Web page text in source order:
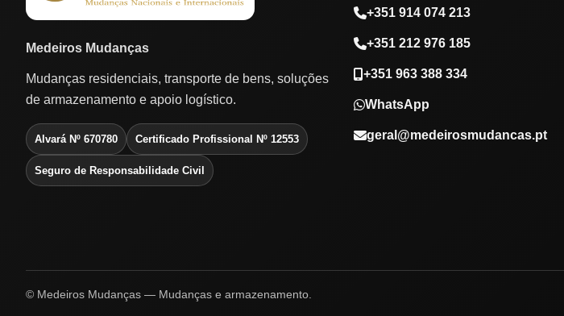
Medeiros Mudanças
Mudanças residenciais, transporte de bens, soluções
de armazenamento e apoio logístico.
Alvará Nº 670780 Certificado Profissional Nº 12553
Seguro de Responsabilidade Civil
+351 914 074 213
+351 212 976 185
+351 963 388 334
WhatsApp
geral@medeirosmudancas.pt
© Medeiros Mudanças — Mudanças e armazenamento.